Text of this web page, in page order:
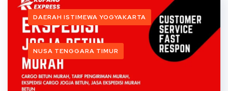
DAERAH ISTIMEWA YOGYAKARTA
NUSA TENGGARA TIMUR